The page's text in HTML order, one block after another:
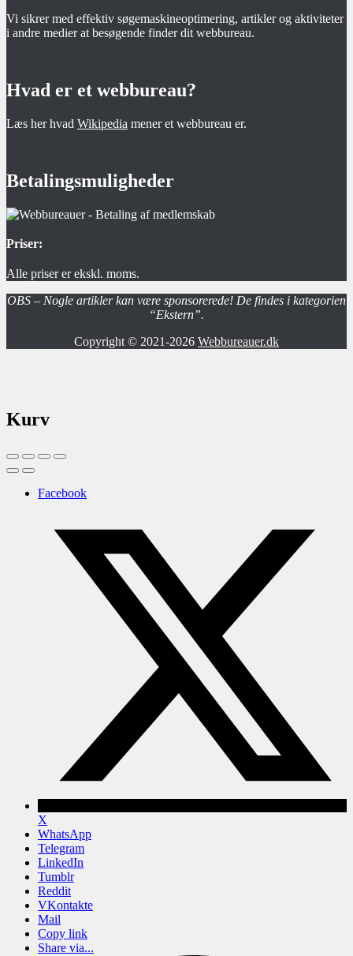
Vi sikrer med effektiv søgemaskineoptimering, artikler og aktiviteter
i andre medier at besøgende finder dit webbureau.
Hvad er et webbureau?
Læs her hvad Wikipedia mener et webbureau er.
Betalingsmuligheder
Priser:
Alle priser er ekskl. moms.
OBS – Nogle artikler kan være sponsorerede! De findes i kategorien
“Ekstern”.
Copyright © 2021-2026 Webbureauer.dk
Kurv
Facebook
X
WhatsApp
Telegram
LinkedIn
Tumblr
Reddit
VKontakte
Mail
Copy link
Share via...